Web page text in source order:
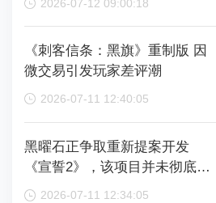
2026-07-12 09:00:18
《刺客信条：黑旗》重制版 因
微交易引发玩家差评潮
2026-07-11 12:40:05
黑曜石正争取重新提案开发
《宣誓2》，该项目并未彻底取
消
2026-07-11 12:34:05